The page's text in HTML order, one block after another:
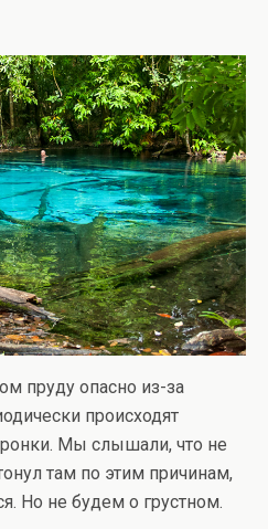
пруду опасно из-за
происходят
Мы слышали, что не
там по этим причинам,
Но не будем о грустном.